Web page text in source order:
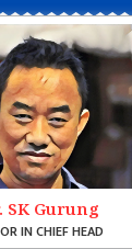
SK Gurung
IN CHIEF HEAD